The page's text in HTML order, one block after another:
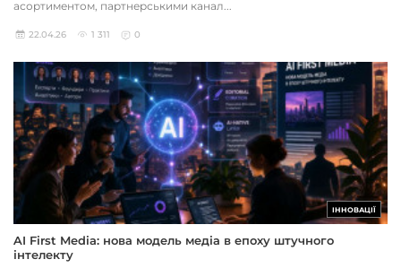
асортиментом, партнерськими канал...
22.04.26 1 311 0
ІННОВАЦІЇ
AI First Media: нова модель медіа в епоху штучного
інтелекту